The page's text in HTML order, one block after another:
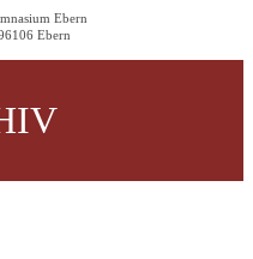
Ebern
Ebern